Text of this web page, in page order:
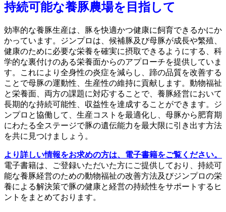
持続可能な養豚農場を目指して
効率的な養豚生産は、豚を快適かつ健康に飼育できるかにか
かっています。ジンプロは、候補豚及び母豚が成長や繁殖、
健康のために必要な栄養を確実に摂取できるようにする、科
学的な裏付けのある栄養面からのアプローチを提供していま
す。これにより全身性の炎症を減らし、蹄の品質を改善する
ことで母豚の運動性、生産性の維持に貢献します。動物福祉
と栄養面、両方の課題に対応することで、養豚経営において
長期的な持続可能性、収益性を達成することができます。ジ
ンプロと協働して、生産コストを最適化し、母豚から肥育期
にわたる全ステージで豚の遺伝能力を最大限に引き出す方法
を共に見つけましょう。
より詳しい情報をお求めの方は、電子書籍をご覧ください。
電子書籍は、ご登録いただいた方にご提供しており、持続可
能な養豚経営のための動物福祉の改善方法及びジンプロの栄
養による解決策で豚の健康と経営の持続性をサポートするヒ
ントをまとめております。